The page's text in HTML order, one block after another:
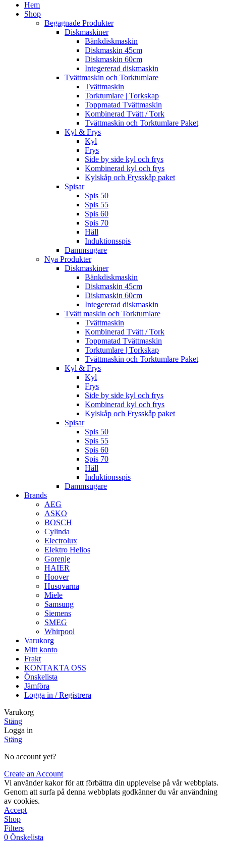
Hem
Shop
Begagnade Produkter
Diskmaskiner
Bänkdiskmaskin
Diskmaskin 45cm
Diskmaskin 60cm
Integererad diskmaskin
Tvättmaskin och Torktumlare
Tvättmaskin
Torktumlare | Torkskap
Toppmatad Tvättmaskin
Kombinerad Tvätt / Tork
Tvättmaskin och Torktumlare Paket
Kyl & Frys
Kyl
Frys
Side by side kyl och frys
Kombinerad kyl och frys
Kylskåp och Frysskåp paket
Spisar
Spis 50
Spis 55
Spis 60
Spis 70
Häll
Induktionsspis
Dammsugare
Nya Produkter
Diskmaskiner
Bänkdiskmaskin
Diskmaskin 45cm
Diskmaskin 60cm
Integererad diskmaskin
Tvätt maskin och Torktumlare
Tvättmaskin
Kombinerad Tvätt / Tork
Toppmatad Tvättmaskin
Torktumlare | Torkskap
Tvättmaskin och Torktumlare Paket
Kyl & Frys
Kyl
Frys
Side by side kyl och frys
Kombinerad kyl och frys
Kylskåp och Frysskåp paket
Spisar
Spis 50
Spis 55
Spis 60
Spis 70
Häll
Induktionsspis
Dammsugare
Brands
AEG
ASKO
BOSCH
Cylinda
Electrolux
Elektro Helios
Gorenje
HAIER
Hoover
Husqvarna
Miele
Samsung
Siemens
SMEG
Whirpool
Varukorg
Mitt konto
Frakt
KONTAKTA OSS
Önskelista
Jämföra
Logga in / Registrera
Varukorg
Stäng
Logga in
Stäng
No account yet?
Create an Account
Vi använder kakor för att förbättra din upplevelse på vår webbplats.
Genom att surfa på denna webbplats godkänner du vår användning
av cookies.
Accept
Shop
Filters
0 Önskelista